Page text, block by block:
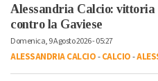
Alessandria Calcio: vittoria
contro la Gaviese
Domenica, 9 Agosto 2026 - 05:27
ALESSANDRIA CALCIO-CALCIO-